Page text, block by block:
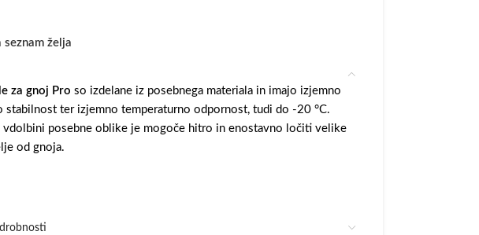
seznam želja
za gnoj Pro so izdelane iz posebnega materiala in imajo izjemno
stabilnost ter izjemno temperaturno odpornost, tudi do -20 °C.
vdolbini posebne oblike je mogoče hitro in enostavno ločiti velike
od gnoja.